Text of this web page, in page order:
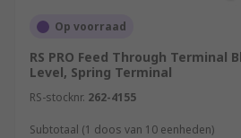
Op voorraad
RS PRO Feed Through Terminal
Level, Spring Terminal
RS-stocknr. 262-4155
Subtotaal (1 doos van 10 eenheden)